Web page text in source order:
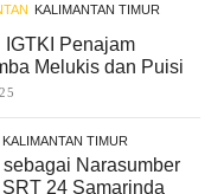
KALIMANTAN TIMUR
Penajam
Melukis dan Puisi
KALIMANTAN TIMUR
Narasumber
24 Samarinda